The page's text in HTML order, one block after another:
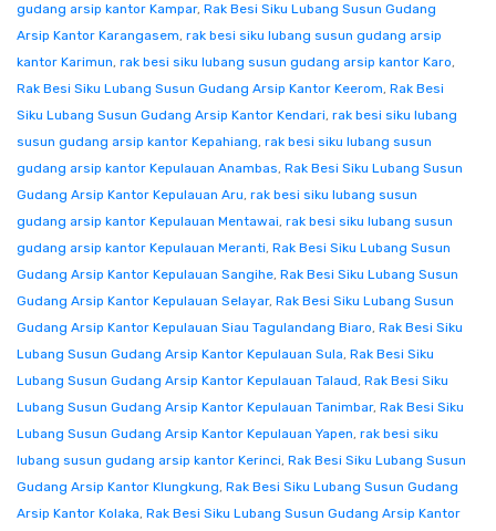
gudang arsip kantor Kampar, Rak Besi Siku Lubang Susun Gudang
Arsip Kantor Karangasem, rak besi siku lubang susun gudang arsip
kantor Karimun, rak besi siku lubang susun gudang arsip kantor Karo,
Rak Besi Siku Lubang Susun Gudang Arsip Kantor Keerom, Rak Besi
Siku Lubang Susun Gudang Arsip Kantor Kendari, rak besi siku lubang
susun gudang arsip kantor Kepahiang, rak besi siku lubang susun
gudang arsip kantor Kepulauan Anambas, Rak Besi Siku Lubang Susun
Gudang Arsip Kantor Kepulauan Aru, rak besi siku lubang susun
gudang arsip kantor Kepulauan Mentawai, rak besi siku lubang susun
gudang arsip kantor Kepulauan Meranti, Rak Besi Siku Lubang Susun
Gudang Arsip Kantor Kepulauan Sangihe, Rak Besi Siku Lubang Susun
Gudang Arsip Kantor Kepulauan Selayar, Rak Besi Siku Lubang Susun
Gudang Arsip Kantor Kepulauan Siau Tagulandang Biaro, Rak Besi Siku
Lubang Susun Gudang Arsip Kantor Kepulauan Sula, Rak Besi Siku
Lubang Susun Gudang Arsip Kantor Kepulauan Talaud, Rak Besi Siku
Lubang Susun Gudang Arsip Kantor Kepulauan Tanimbar, Rak Besi Siku
Lubang Susun Gudang Arsip Kantor Kepulauan Yapen, rak besi siku
lubang susun gudang arsip kantor Kerinci, Rak Besi Siku Lubang Susun
Gudang Arsip Kantor Klungkung, Rak Besi Siku Lubang Susun Gudang
Arsip Kantor Kolaka, Rak Besi Siku Lubang Susun Gudang Arsip Kantor